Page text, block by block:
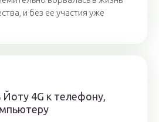
и без ее участия уже
4G к телефону,